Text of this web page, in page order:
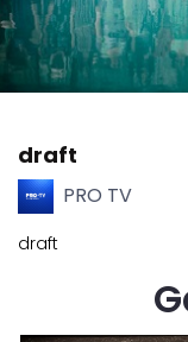
draft
PRO TV
draft